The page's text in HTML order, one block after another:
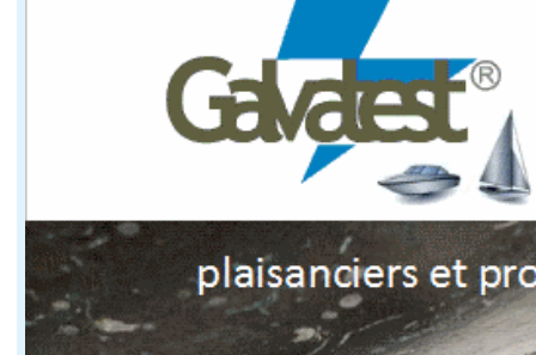
Le bateau fluvial comme outil de découverte
Au-delà de la navigation elle-même, le tourisme
Cette immersion favorise la fréquentation des
Pour les collectivités riveraines, cette clientèle
Une formule adaptée aux courts séjours
La location fluviale ne se limite plus aux croisières
Le coût constitue également un facteur